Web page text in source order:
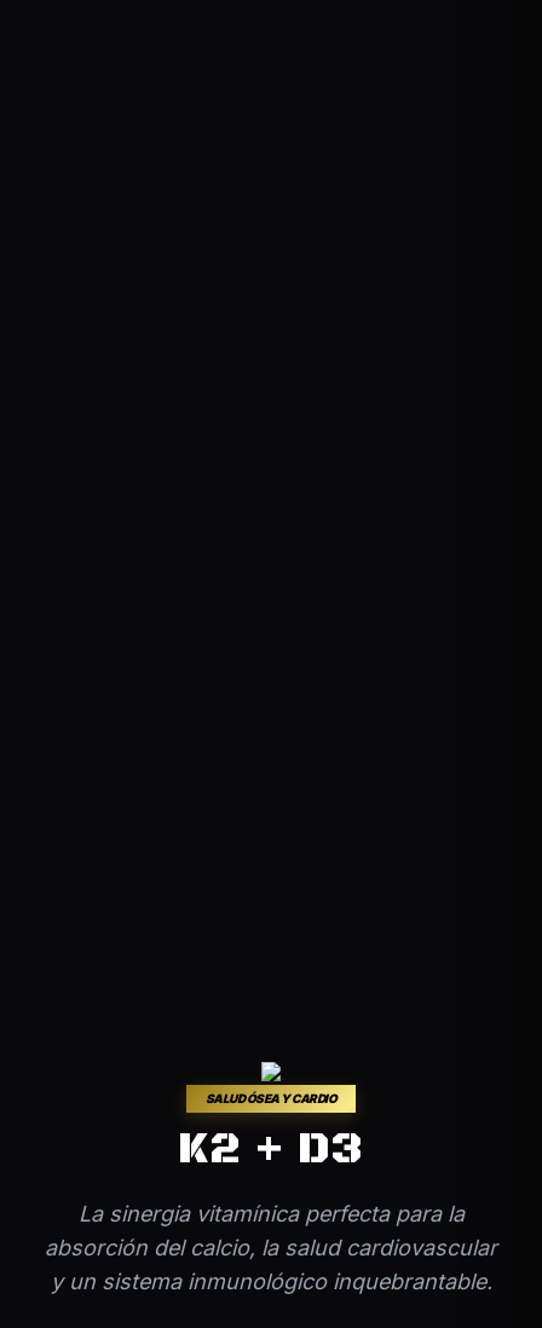
SALUD ÓSEA Y CARDIO
K2 + D3
La sinergia vitamínica perfecta para la
absorción del calcio, la salud cardiovascular
y un sistema inmunológico inquebrantable.